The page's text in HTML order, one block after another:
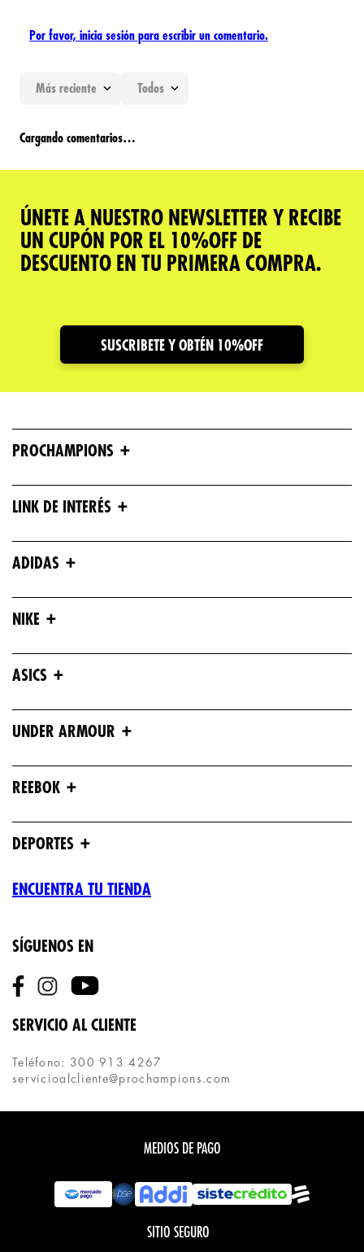
Por favor, inicia sesión para escribir un comentario.
Más reciente Todos
Cargando comentarios…
ÚNETE A NUESTRO NEWSLETTER Y RECIBE
UN CUPÓN POR EL 10%OFF DE
DESCUENTO EN TU PRIMERA COMPRA.
SUSCRIBETE Y OBTÉN 10%OFF
PROCHAMPIONS +
LINK DE INTERÉS +
ADIDAS +
NIKE +
ASICS +
UNDER ARMOUR +
REEBOK +
DEPORTES +
ENCUENTRA TU TIENDA
SÍGUENOS EN
SERVICIO AL CLIENTE
Teléfono: 300 913 4267
servicioalcliente@prochampions.com
MEDIOS DE PAGO
SITIO SEGURO